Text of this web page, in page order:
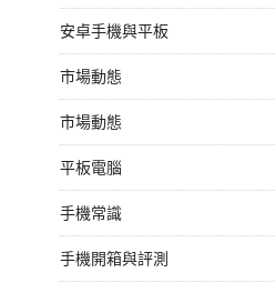
安卓手機與平板
市場動態
市場動態
平板電腦
手機常識
手機開箱與評測